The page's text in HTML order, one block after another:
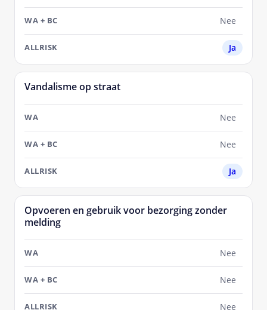
Nee
Ja
Vandalisme op straat
Nee
Nee
Ja
Opvoeren en gebruik voor bezorging zonder
melding
Nee
Nee
Nee